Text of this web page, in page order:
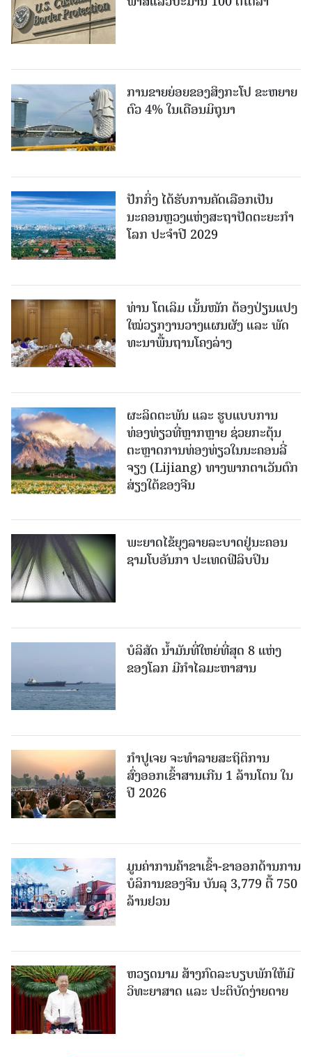
ການຂາຍຍ່ອຍຂອງສິງກະໂປ ຂະຫຍາຍ
ຕົວ 4% ໃນເດືອນມິຖຸນາ
ປັກກິ່ງ ໄດ້ຮັບການຄັດເລືອກເປັນ
ນະຄອນຫຼວງແຫ່ງສະຖາປັດຕະຍະກຳ
ໂລກ ປະຈຳປີ 2029
ທ່ານ ໂຕ​ເລິມ ເນັ້ນໜັກ ຕ້ອງ​ປ່ຽນ​ແປງ​
ໃໝ່​ວຽກ​ງານ​ວາງ​ແຜນ​ຜັງ ແລະ ​ພັດ​
ທະ​ນາ​ພື້ນ​ຖານ​ໂຄງ​ລ່າງ
ຜະລິດຕະພັນ ແລະ ຮູບແບບການ
ທ່ອງທ່ຽວທີ່ຫຼາກຫຼາຍ ຊ່ວຍກະຕຸ້ນ
ຕະຫຼາດການທ່ອງທ່ຽວໃນນະຄອນລີ່
ຈຽງ (Lijiang) ທາງພາກຕາເວັນຕົກ
ສ່ຽງໃຕ້ຂອງຈີນ
ພະຍາດໄຂ້ຍຸງລາຍລະບາດຢູ່ນະຄອນ
ຊາມໂບ​ອັນກາ ປະເທດຟີລິບປິນ
ບໍລິສັດ ນ້ຳມັນທີ່ໃຫຍ່ທີ່ສຸດ 8 ແຫ່ງ
ຂອງໂລກ ມີກຳໄລມະຫາສານ
ກຳປູເຈຍ ຈະທຳລາຍສະຖິຕິການ
ສົ່ງອອກເຂົ້າສານເກີນ 1 ລ້ານໂຕນ ໃນ
ປີ 2026
ມູນຄ່າການຄ້າຂາເຂົ້າ-ຂາອອກດ້ານການ
ບໍລິການຂອງຈີນ ບັນລຸ 3,779 ຕື້ 750
ລ້ານຢວນ
ຫວຽດນາມ ສ້າງກົດລະບຽບພັກໃຫ້ມີ
ວິທະຍາສາດ ແລະ ປະຕິບັດງ່າຍດາຍ